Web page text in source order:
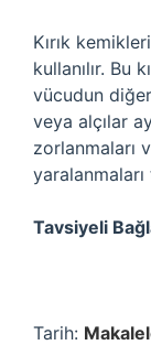
Kırık
kullanılır. Bu
vücudun
veya alçılar
zorlanmaları
Tavsiyeli
Tarih: